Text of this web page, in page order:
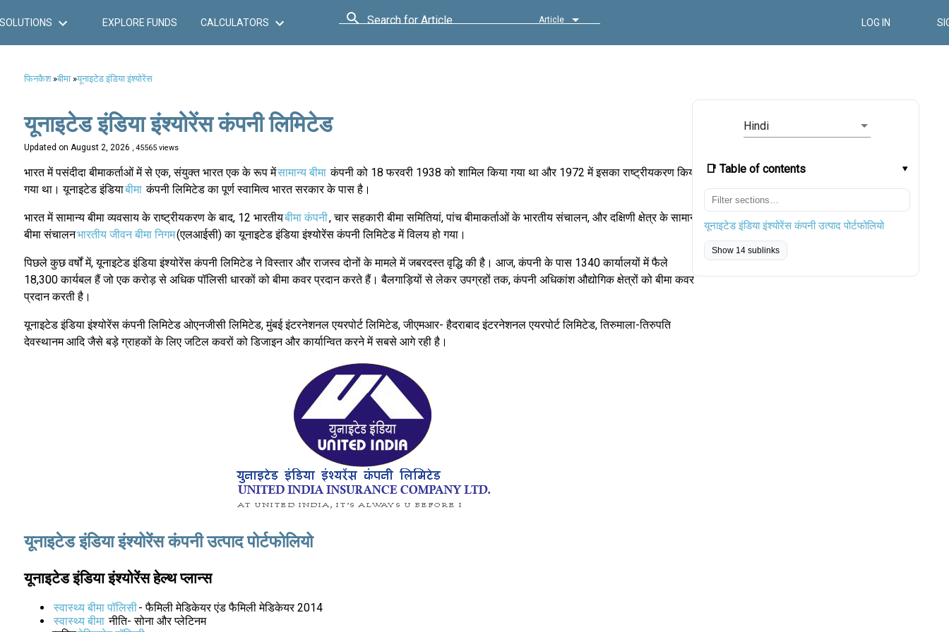
SOLUTIONS EXPLORE FUNDS CALCULATORS Search for Article Article LOG IN
फिनकैश»बीमा»यूनाइटेड इंडिया इंश्योरेंस
Hindi
📑 Table of contents
यूनाइटेड इंडिया इंश्योरेंस कंपनी उत्पाद पोर्टफोलियो
Show 14 sublinks
यूनाइटेड इंडिया इंश्योरेंस कंपनी लिमिटेड
Updated on August 2, 2026 , 45565 views
भारत में पसंदीदा बीमाकर्ताओं में से एक, संयुक्त भारत एक के रूप मेंसामान्य बीमा कंपनी को 18 फरवरी 1938 को शामिल किया गया था और 1972 में इसका राष्ट्रीयकरण किया
गया था। यूनाइटेड इंडियाबीमा कंपनी लिमिटेड का पूर्ण स्वामित्व भारत सरकार के पास है।
भारत में सामान्य बीमा व्यवसाय के राष्ट्रीयकरण के बाद, 12 भारतीयबीमा कंपनी, चार सहकारी बीमा समितियां, पांच बीमाकर्ताओं के भारतीय संचालन, और दक्षिणी क्षेत्र के सामान्य
बीमा संचालनभारतीय जीवन बीमा निगम(एलआईसी) का यूनाइटेड इंडिया इंश्योरेंस कंपनी लिमिटेड में विलय हो गया।
पिछले कुछ वर्षों में, यूनाइटेड इंडिया इंश्योरेंस कंपनी लिमिटेड ने विस्तार और राजस्व दोनों के मामले में जबरदस्त वृद्धि की है। आज, कंपनी के पास 1340 कार्यालयों में फैले
18,300 कार्यबल हैं जो एक करोड़ से अधिक पॉलिसी धारकों को बीमा कवर प्रदान करते हैं। बैलगाड़ियों से लेकर उपग्रहों तक, कंपनी अधिकांश औद्योगिक क्षेत्रों को बीमा कवर
प्रदान करती है।
यूनाइटेड इंडिया इंश्योरेंस कंपनी लिमिटेड ओएनजीसी लिमिटेड, मुंबई इंटरनेशनल एयरपोर्ट लिमिटेड, जीएमआर- हैदराबाद इंटरनेशनल एयरपोर्ट लिमिटेड, तिरुमाला-तिरुपति
देवस्थानम आदि जैसे बड़े ग्राहकों के लिए जटिल कवरों को डिजाइन और कार्यान्वित करने में सबसे आगे रही है।
यूनाइटेड इंडिया इंश्योरेंस कंपनी उत्पाद पोर्टफोलियो
यूनाइटेड इंडिया इंश्योरेंस हेल्थ प्लान्स
स्वास्थ्य बीमा पॉलिसी- फैमिली मेडिकेयर एंड फैमिली मेडिकेयर 2014
स्वास्थ्य बीमा नीति- सोना और प्लेटिनम